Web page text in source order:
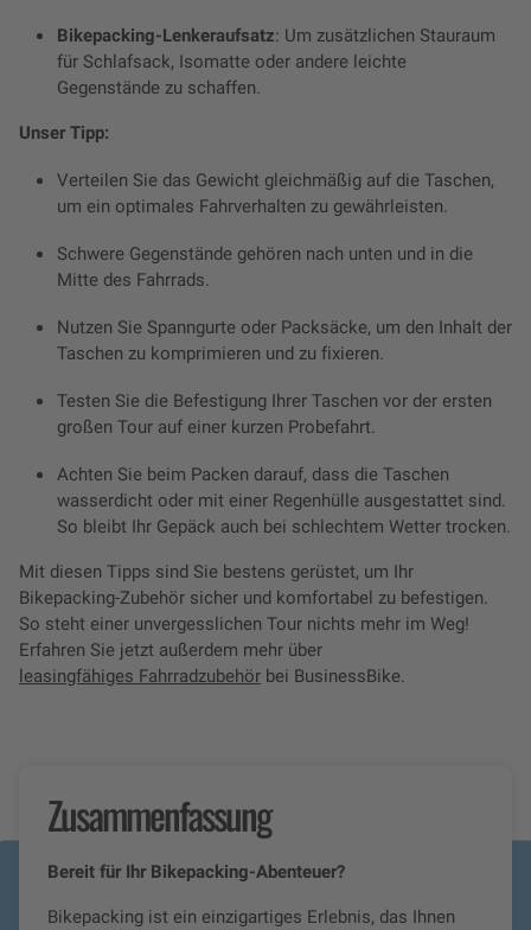
Bikepacking-Lenkeraufsatz: Um zusätzlichen Stauraum
für Schlafsack, Isomatte oder andere leichte
Gegenstände zu schaffen.
Unser Tipp:
Verteilen Sie das Gewicht gleichmäßig auf die Taschen,
um ein optimales Fahrverhalten zu gewährleisten.
Schwere Gegenstände gehören nach unten und in die
Mitte des Fahrrads.
Nutzen Sie Spanngurte oder Packsäcke, um den Inhalt der
Taschen zu komprimieren und zu fixieren.
Testen Sie die Befestigung Ihrer Taschen vor der ersten
großen Tour auf einer kurzen Probefahrt.
Achten Sie beim Packen darauf, dass die Taschen
wasserdicht oder mit einer Regenhülle ausgestattet sind.
So bleibt Ihr Gepäck auch bei schlechtem Wetter trocken.
Mit diesen Tipps sind Sie bestens gerüstet, um Ihr
Bikepacking-Zubehör sicher und komfortabel zu befestigen.
So steht einer unvergesslichen Tour nichts mehr im Weg!
Erfahren Sie jetzt außerdem mehr über
leasingfähiges Fahrradzubehör bei BusinessBike.
Zusammenfassung
Bereit für Ihr Bikepacking-Abenteuer?
Bikepacking ist ein einzigartiges Erlebnis, das Ihnen